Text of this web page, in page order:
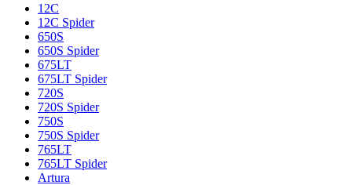
12C
12C Spider
650S
650S Spider
675LT
675LT Spider
720S
720S Spider
750S
750S Spider
765LT
765LT Spider
Artura